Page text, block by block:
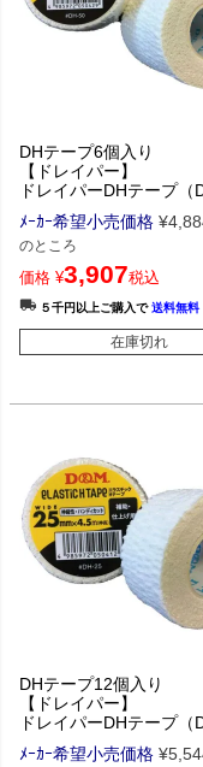
DHテープ6個入り
【ドレイパー】
ドレイパーDHテープ（
ﾒｰｶｰ希望小売価格 ¥
のところ
価格 ¥3,907税込
５千円以上ご購入で送料無料
在庫切れ
DHテープ12個入り
【ドレイパー】
ドレイパーDHテープ（
ﾒｰｶｰ希望小売価格 ¥